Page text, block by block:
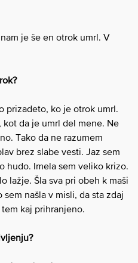
je še en​ otrok​ umrl. V
prizadeto, ko je otrok umrl.
da​ je umrl del mene. Ne
Tako da ne razumem
brez slabe vesti. Jaz sem
hudo. Imela sem veliko krizo.
lažje. ​Šla sva pri obeh k maši
našla v misli, da sta zdaj
kaj prihranjeno.